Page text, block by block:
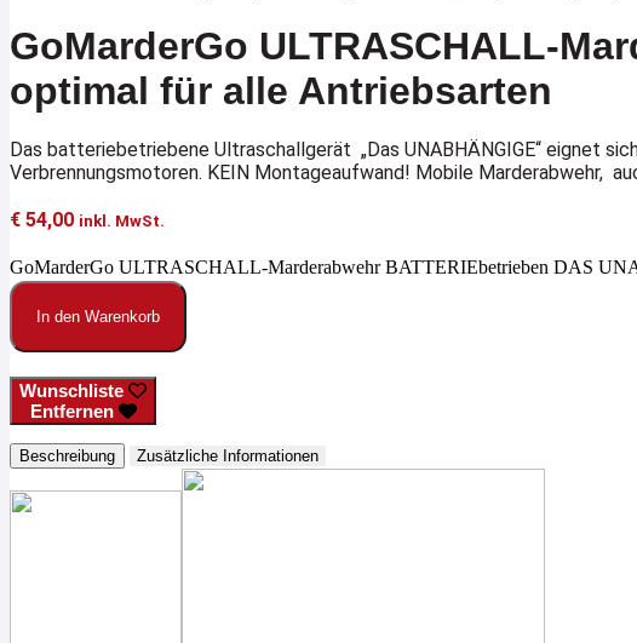
GoMarderGo ULTRASCHALL-
optimal für alle Antriebsarten
Das batteriebetriebene Ultraschallgerät „Das UNABHÄNGIGE“ eignet
Verbrennungsmotoren. KEIN Montageaufwand! Mobile Marderabwehr,
€ 54,00 inkl. MwSt.
GoMarderGo ULTRASCHALL-Marderabwehr BATTERIEbetrieben DAS
In den Warenkorb
Wunschliste
Entfernen
Beschreibung Zusätzliche Informationen